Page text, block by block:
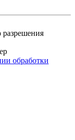
разрешения
обработки